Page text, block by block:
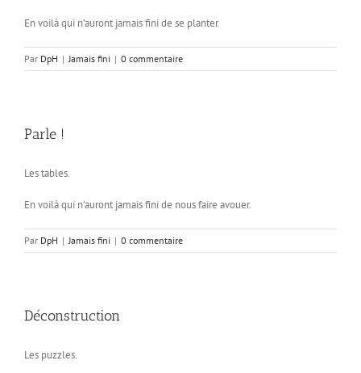
En voilà qui n’auront jamais fini de se planter.
Par DpH | Jamais fini | 0 commentaire
Parle !
Les tables.
En voilà qui n’auront jamais fini de nous faire avouer.
Par DpH | Jamais fini | 0 commentaire
Déconstruction
Les puzzles.